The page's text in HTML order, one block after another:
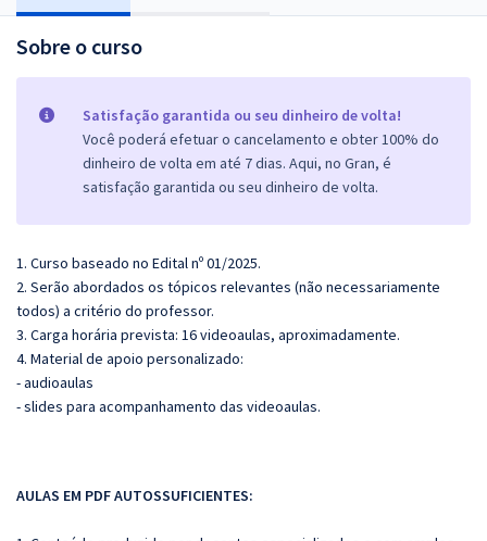
Sobre o curso
Satisfação garantida ou seu dinheiro de volta!
Você poderá efetuar o cancelamento e obter 100% do
dinheiro de volta em até 7 dias. Aqui, no Gran, é
satisfação garantida ou seu dinheiro de volta.
1. Curso baseado no Edital nº 01/2025.
2. Serão abordados os tópicos relevantes (não necessariamente
todos) a critério do professor.
3. Carga horária prevista: 16 videoaulas, aproximadamente.
4. Material de apoio personalizado:
- audioaulas
- slides para acompanhamento das videoaulas.
AULAS EM PDF AUTOSSUFICIENTES: